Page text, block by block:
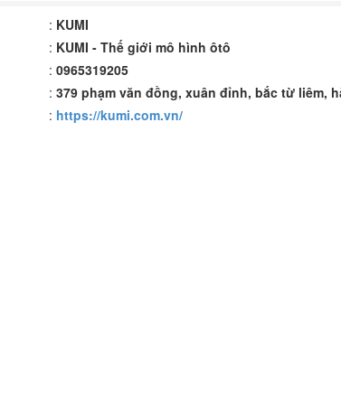
: KUMI
: KUMI - Thế giới mô hình ôtô
: 0965319205
: 379 phạm văn đồng, xuân đỉnh, bắc từ liêm,
: https://kumi.com.vn/